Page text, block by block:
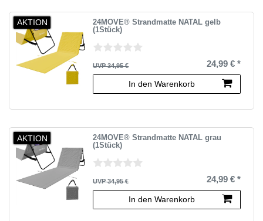
AKTION
24MOVE® Strandmatte NATAL gelb
(1Stück)
UVP 34,95 € 24,99 € *
In den Warenkorb
AKTION
24MOVE® Strandmatte NATAL grau
(1Stück)
UVP 34,95 € 24,99 € *
In den Warenkorb